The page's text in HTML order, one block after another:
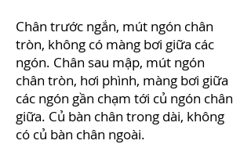
Chân trước ngắn, mút ngón chân
tròn, không có màng bơi giữa các
ngón. Chân sau mập, mút ngón
chân tròn, hơi phình, màng bơi giữa
các ngón gần chạm tới củ ngón chân
giữa. Củ bàn chân trong dài, không
có củ bàn chân ngoài.